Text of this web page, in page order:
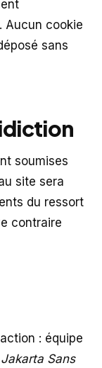
Aucun cookie
sans
soumises
site sera
du ressort
contraire
: équipe
Sans